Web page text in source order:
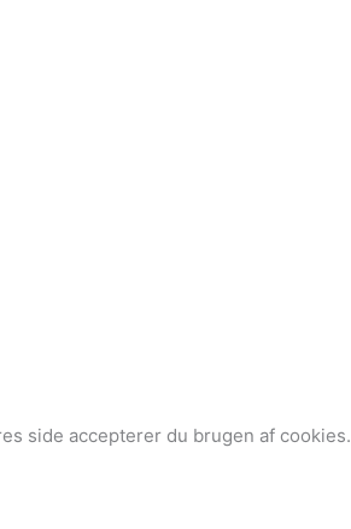
side accepterer du brugen af cookies.